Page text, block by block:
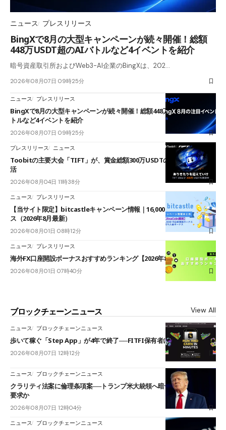
ニュース プレスリリース
BingXで8月の大型キャンペーンが続々開催！総額
448万USDT超のAIバトルなど4イベントを紹介
暗号資産取引所およびWeb3-AI企業のBingXは、202…
2026年08月07日 09時25分
ニュース プレスリリース
BingXで8月の大型キャンペーンが続々開催！総額448万USDT超のAIバ
トルなど4イベントを紹介
2026年08月07日 09時25分
プレスリリース ニュース
Toobitの主要大会「TIFT」が、賞金総額300万USDTのレースとして復
活
2026年08月04日 11時38分
ニュース プレスリリース
【当サイト限定】bitcastleキャンペーン情報｜16,000円口座開設ボーナ
ス（2026年8月最新）
2026年08月01日 08時12分
ニュース プレスリリース
海外FX口座開設ボーナスおすすめランキング【2026年8月最新】
2026年08月01日 07時40分
ブロックチェーンニュース View All
ニュース ブロックチェーンニュース
歩いて稼ぐ「Step App」が4年で終了──FITFI保有者に対応呼びかけ
2026年08月07日 12時12分
ニュース ブロックチェーンニュース
クラリティ法案に倫理条項案──トランプ米大統領へ暗号資産事業の売却
要求か
2026年08月07日 12時04分
ニュース ブロックチェーンニュース